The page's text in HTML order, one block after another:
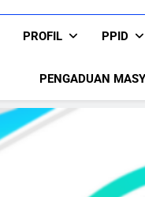
PROFIL PPID
PENGADUAN